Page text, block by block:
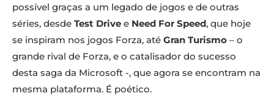
possível graças a um legado de jogos e de outras
séries, desde Test Drive e Need For Speed, que hoje
se inspiram nos jogos Forza, até Gran Turismo – o
grande rival de Forza, e o catalisador do sucesso
desta saga da Microsoft -, que agora se encontram na
mesma plataforma. É poético.